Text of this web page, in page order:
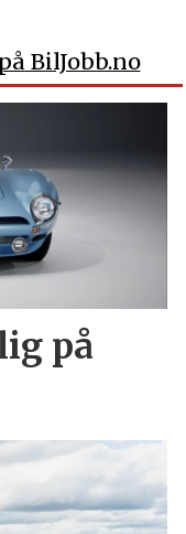
BilJobb.no
på